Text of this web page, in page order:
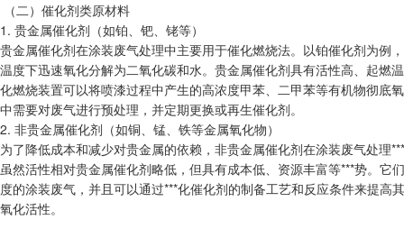
（二）催化剂类原材料
1. 贵金属催化剂（如铂、钯、铑等）
贵金属催化剂在涂装废气处理中主要用于催化燃烧法。以铂催化剂为例
温度下迅速氧化分解为二氧化碳和水。贵金属催化剂具有活性高、起燃
化燃烧装置可以将喷漆过程中产生的高浓度甲苯、二甲苯等有机物彻底
中需要对废气进行预处理，并定期更换或再生催化剂。
2. 非贵金属催化剂（如铜、锰、铁等金属氧化物）
为了降低成本和减少对贵金属的依赖，非贵金属催化剂在涂装废气处理
虽然活性相对贵金属催化剂略低，但具有成本低、资源丰富等***势。
度的涂装废气，并且可以通过***化催化剂的制备工艺和反应条件来提
氧化活性。